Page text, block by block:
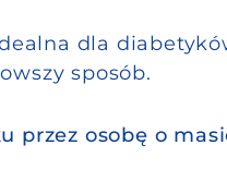
dla
sposób.
osobę o